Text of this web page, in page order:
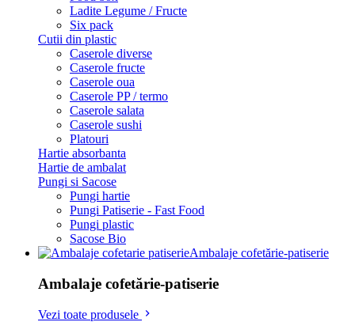
Ladite Legume / Fructe
Six pack
Cutii din plastic
Caserole diverse
Caserole fructe
Caserole oua
Caserole PP / termo
Caserole salata
Caserole sushi
Platouri
Hartie absorbanta
Hartie de ambalat
Pungi si Sacose
Pungi hartie
Pungi Patiserie - Fast Food
Pungi plastic
Sacose Bio
Ambalaje cofetărie-patiserie
Ambalaje cofetărie-patiserie
Vezi toate produsele